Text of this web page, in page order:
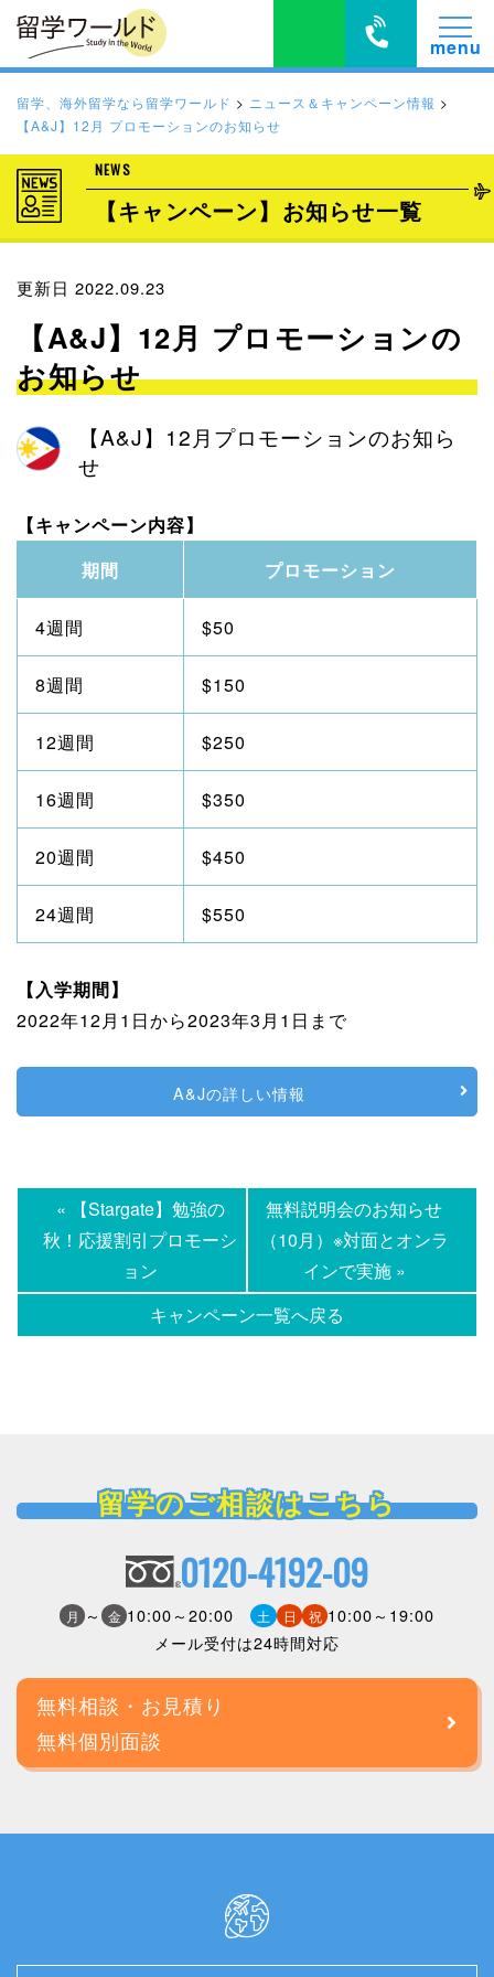
留学、海外留学なら留学ワールド > ニュース＆キャンペーン情報 >
【A&J】12月 プロモーションのお知らせ
NEWS
【キャンペーン】お知らせ一覧
更新日 2022.09.23
【A&J】12月 プロモーションの
お知らせ
【A&J】12月プロモーションのお知ら
せ
【キャンペーン内容】
期間
プロモーション
4週間 $50
8週間 $150
12週間 $250
16週間 $350
20週間 $450
24週間 $550
【入学期間】
2022年12月1日から2023年3月1日まで
A&Jの詳しい情報
« 【Stargate】勉強の
秋！応援割引プロモーシ
ョン
キャンペーン一覧へ戻る
無料説明会のお知らせ
（10月）※対面とオンラ
インで実施 »
留学のご相談はこちら
0120-4192-09
月 ～ 金 10:00～20:00 土 日 祝 10:00～19:00
メール受付は24時間対応
無料相談・お見積り
無料個別面談